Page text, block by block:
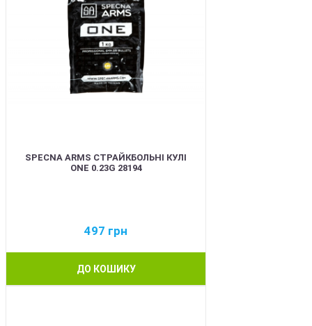
SPECNA ARMS СТРАЙКБОЛЬНІ КУЛІ
ONE 0.23G 28194
497 грн
ДО КОШИКУ